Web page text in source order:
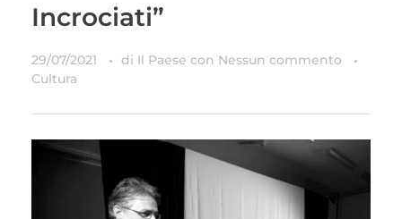
Incrociati”
29/07/2021 di Il Paese con Nessun commento
Cultura